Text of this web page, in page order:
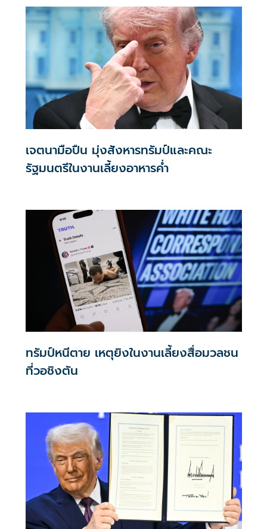
เจตนามือปืน มุ่งสังหารทรัมป์และคณะ
รัฐมนตรีในงานเลี้ยงอาหารค่ำ
ทรัมป์หนีตาย เหตุยิงในงานเลี้ยงสื่อมวลชน
ที่วอชิงตัน